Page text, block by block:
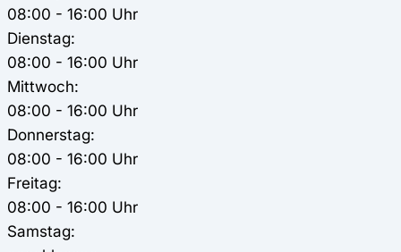
08:00 - 16:00 Uhr
Dienstag:
08:00 - 16:00 Uhr
Mittwoch:
08:00 - 16:00 Uhr
Donnerstag:
08:00 - 16:00 Uhr
Freitag:
08:00 - 16:00 Uhr
Samstag: